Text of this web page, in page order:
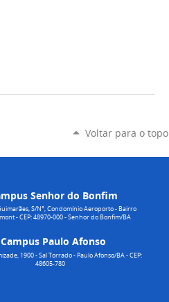
Voltar para o topo
Senhor do Bonfim
S/N°, Condomínio Aeroporto - Bairro
- CEP: 48970-000 - Senhor do Bonfim/BA
Campus Paulo Afonso
1900 - Sal Torrado - Paulo Afonso/BA - CEP:
48605-780